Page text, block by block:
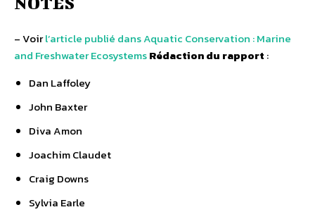
– Voirl’article publié dans Aquatic Conservation : Marine
and Freshwater EcosystemsRédaction du rapport :
Dan Laffoley
John Baxter
Diva Amon
Joachim Claudet
Craig Downs
Sylvia Earle